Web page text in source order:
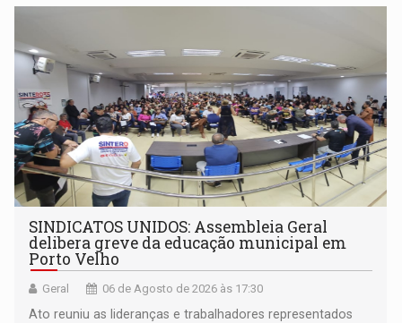
SINDICATOS UNIDOS: Assembleia Geral
delibera greve da educação municipal em
Porto Velho
Geral 06 de Agosto de 2026 às 17:30
Ato reuniu as lideranças e trabalhadores representados